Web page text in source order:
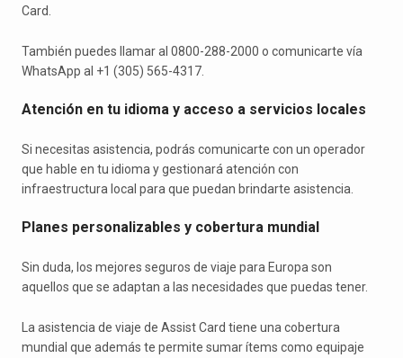
Card.
También puedes llamar al 0800-288-2000 o comunicarte vía
WhatsApp al +1 (305) 565-4317.
Atención en tu idioma y acceso a servicios locales
Si necesitas asistencia, podrás comunicarte con un operador
que hable en tu idioma y gestionará atención con
infraestructura local para que puedan brindarte asistencia.
Planes personalizables y cobertura mundial
Sin duda, los mejores seguros de viaje para Europa son
aquellos que se adaptan a las necesidades que puedas tener.
La asistencia de viaje de Assist Card tiene una cobertura
mundial que además te permite sumar ítems como equipaje